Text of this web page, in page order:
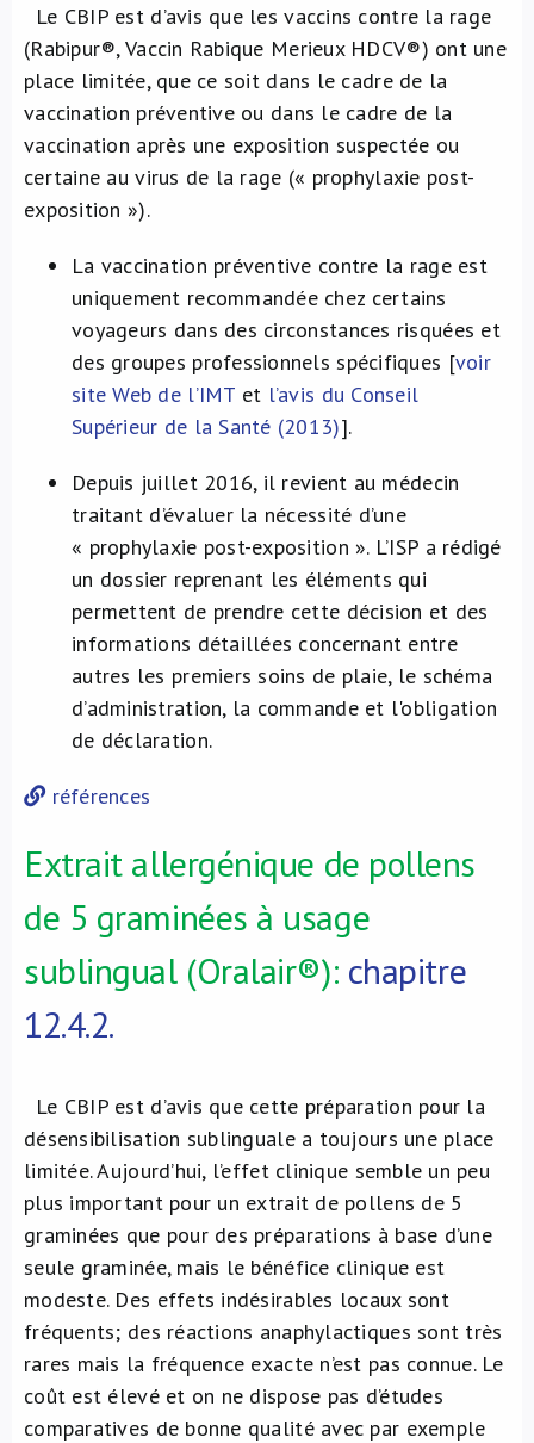
Le CBIP est d’avis que les vaccins contre la rage
(Rabipur®, Vaccin Rabique Merieux HDCV®) ont une
place limitée, que ce soit dans le cadre de la
vaccination préventive ou dans le cadre de la
vaccination après une exposition suspectée ou
certaine au virus de la rage (« prophylaxie post-
exposition »).
La vaccination préventive contre la rage est
uniquement recommandée chez certains
voyageurs dans des circonstances risquées et
des groupes professionnels spécifiques [voir
site Web de l’IMT et l’avis du Conseil
Supérieur de la Santé (2013)].
Depuis juillet 2016, il revient au médecin
traitant d’évaluer la nécessité d’une
« prophylaxie post-exposition ». L’ISP a rédigé
un dossier reprenant les éléments qui
permettent de prendre cette décision et des
informations détaillées concernant entre
autres les premiers soins de plaie, le schéma
d’administration, la commande et l'obligation
de déclaration.
références
Extrait allergénique de pollens
de 5 graminées à usage
sublingual (Oralair®): chapitre
12.4.2.
Le CBIP est d’avis que cette préparation pour la
désensibilisation sublinguale a toujours une place
limitée. Aujourd’hui, l’effet clinique semble un peu
plus important pour un extrait de pollens de 5
graminées que pour des préparations à base d’une
seule graminée, mais le bénéfice clinique est
modeste. Des effets indésirables locaux sont
fréquents; des réactions anaphylactiques sont très
rares mais la fréquence exacte n’est pas connue. Le
coût est élevé et on ne dispose pas d’études
comparatives de bonne qualité avec par exemple